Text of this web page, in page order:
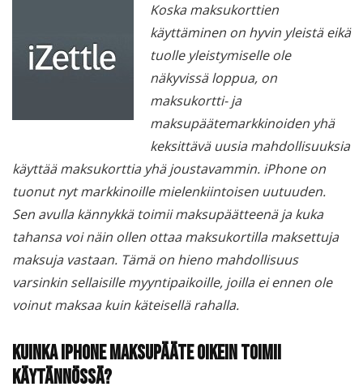
Koska maksukorttien
käyttäminen on hyvin yleistä eikä
tuolle yleistymiselle ole
näkyvissä loppua, on
maksukortti- ja
maksupäätemarkkinoiden yhä
keksittävä uusia mahdollisuuksia
käyttää maksukorttia yhä joustavammin. iPhone on
tuonut nyt markkinoille mielenkiintoisen uutuuden.
Sen avulla kännykkä toimii maksupäätteenä ja kuka
tahansa voi näin ollen ottaa maksukortilla maksettuja
maksuja vastaan. Tämä on hieno mahdollisuus
varsinkin sellaisille myyntipaikoille, joilla ei ennen ole
voinut maksaa kuin käteisellä rahalla.
Kuinka iPhone maksupääte oikein toimii
käytännössä?